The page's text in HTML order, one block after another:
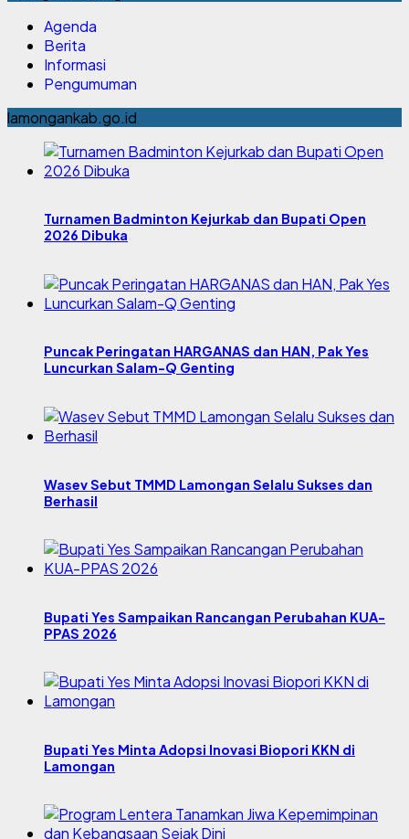
Agenda
Berita
Informasi
Pengumuman
lamongankab.go.id
Turnamen Badminton Kejurkab dan Bupati Open
2026 Dibuka
Puncak Peringatan HARGANAS dan HAN, Pak Yes
Luncurkan Salam-Q Genting
Wasev Sebut TMMD Lamongan Selalu Sukses dan
Berhasil
Bupati Yes Sampaikan Rancangan Perubahan KUA-
PPAS 2026
Bupati Yes Minta Adopsi Inovasi Biopori KKN di
Lamongan